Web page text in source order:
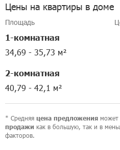
Цены на квартиры в доме
Площадь
1-комнатная
34,69 - 35,73 м²
2-комнатная
40,79 - 42,1 м²
* Средняя цена предложения может
продажи как в большую, так и в
факторов.